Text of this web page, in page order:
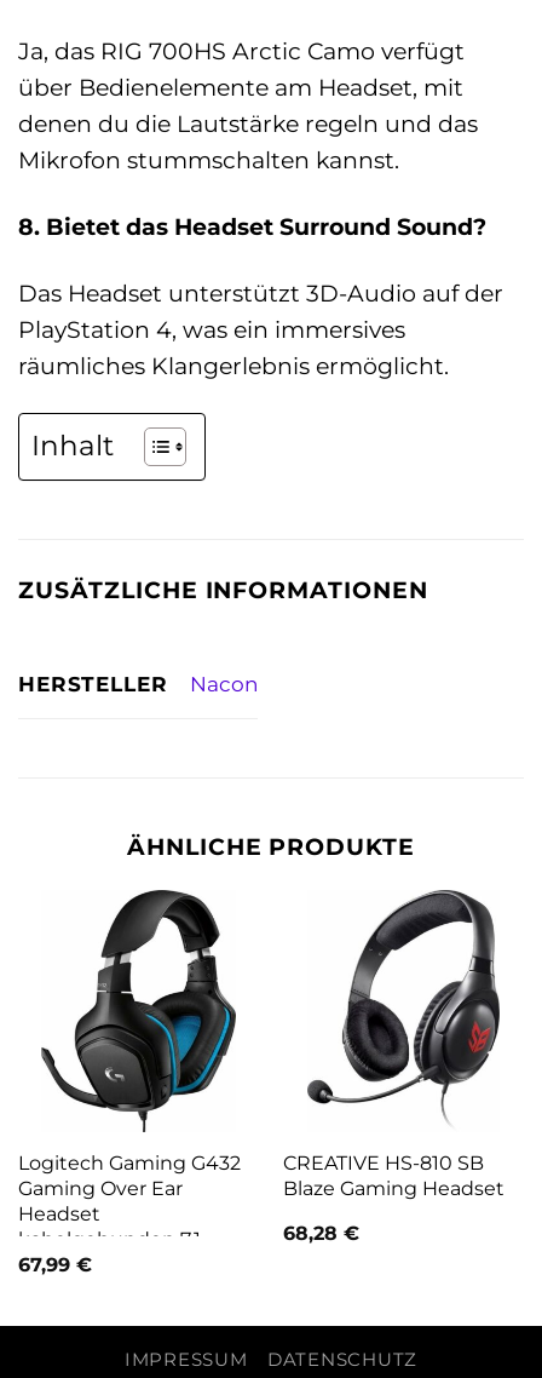
Ja, das RIG 700HS Arctic Camo verfügt
über Bedienelemente am Headset, mit
denen du die Lautstärke regeln und das
Mikrofon stummschalten kannst.
8. Bietet das Headset Surround Sound?
Das Headset unterstützt 3D-Audio auf der
PlayStation 4, was ein immersives
räumliches Klangerlebnis ermöglicht.
Inhalt
ZUSÄTZLICHE INFORMATIONEN
HERSTELLER Nacon
ÄHNLICHE PRODUKTE
Logitech Gaming G432
Gaming Over Ear
Headset
kabelgebunden 7.1
Surround Schwarz, Blau
67,99 €
CREATIVE HS-810 SB
Blaze Gaming Headset
68,28 €
IMPRESSUM DATENSCHUTZ